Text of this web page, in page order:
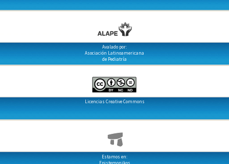
Avalado por:
Asociación Latinoamericana
de Pediatría
Licencias Creative Commons
Estamos en:
Epistemonikos